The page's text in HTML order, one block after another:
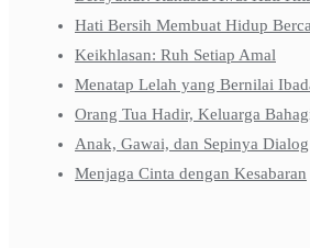
Hati Bersih Membuat Hidup
Keikhlasan: Ruh Setiap Amal
Menatap Lelah yang Bernilai
Orang Tua Hadir, Keluarga
Anak, Gawai, dan Sepinya Dialog
Menjaga Cinta dengan Kesabaran